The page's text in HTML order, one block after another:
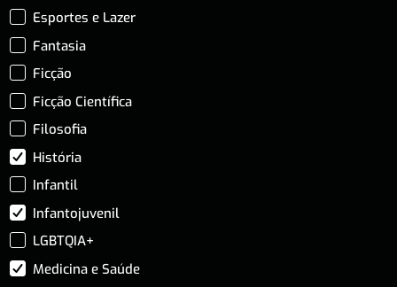
Esportes e Lazer
Fantasia
Ficção
Ficção Científica
Filosofia
História
Infantil
Infantojuvenil
LGBTQIA+
Medicina e Saúde